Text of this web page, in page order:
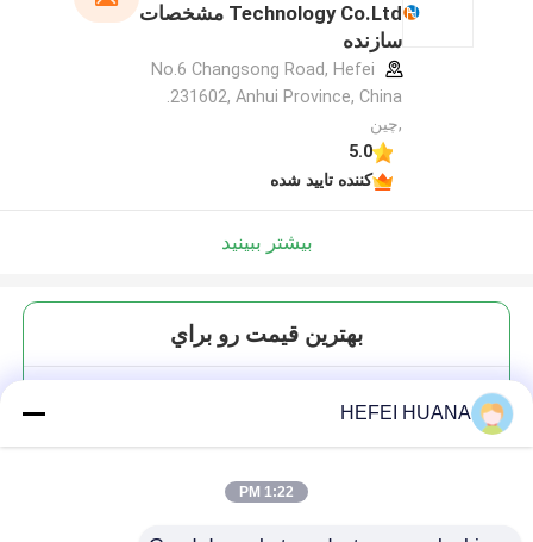
Technology Co.Ltd مشخصات
سازنده
No.6 Changsong Road, Hefei
,چین
5.0
کننده تایید شده
بیشتر ببینید
بهترين قيمت رو براي
HEFEI HUANA
1:22 PM